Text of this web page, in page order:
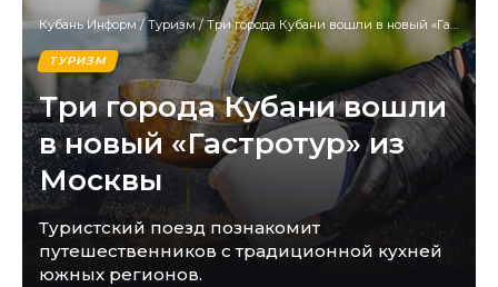
Кубань Информ/ Туризм/Три города Кубани вошли в новый «Гастротур» из Москвы
ТУРИЗМ
Три города Кубани вошли
в новый «Гастротур» из
Москвы
Туристский поезд познакомит
путешественников с традиционной кухней
южных регионов.